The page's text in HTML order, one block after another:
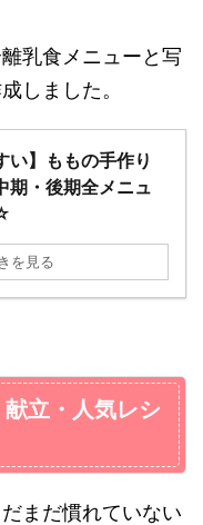
乳食メニューと写
しました。
い】ももの手作り
期・後期全メニュ
を見る
立・人気レシ
まだ慣れていない